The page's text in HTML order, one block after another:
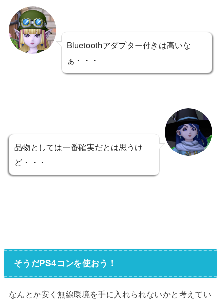
Bluetoothアダプター付きは高いな
ぁ・・・
品物としては一番確実だとは思うけ
ど・・・
そうだPS4コンを使おう！
なんとか安く無線環境を手に入れられないかと考えてい